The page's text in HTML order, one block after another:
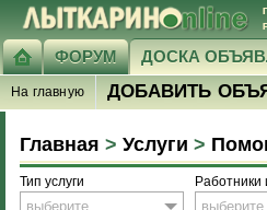
ФОРУМ ДОСКА
На главную ДОБАВИТЬ
Главная > Услуги >
Тип услуги
выберите
Работники
выберите